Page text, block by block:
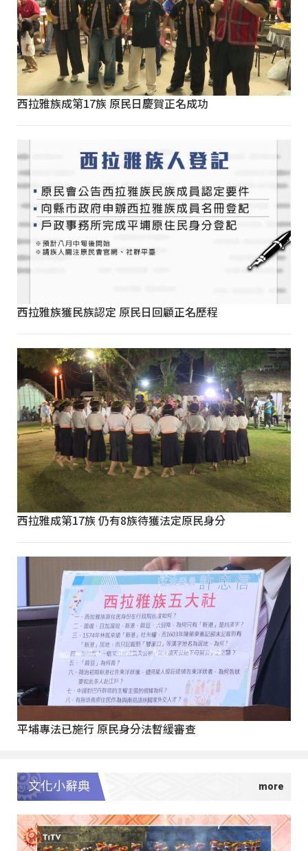
西拉雅族成第17族 原民日慶賀正名成功
西拉雅族獲民族認定 原民日回顧正名歷程
西拉雅成第17族 仍有8族待獲法定原民身分
平埔專法已施行 原民身分法暫緩審查
文化小辭典